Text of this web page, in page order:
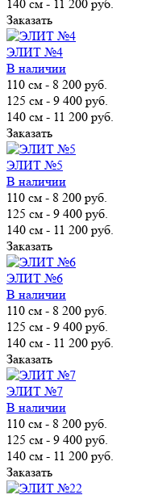
140 см - 11 200 руб.
Заказать
ЭЛИТ №4
В наличии
110 см - 8 200 руб.
125 см - 9 400 руб.
140 см - 11 200 руб.
Заказать
ЭЛИТ №5
В наличии
110 см - 8 200 руб.
125 см - 9 400 руб.
140 см - 11 200 руб.
Заказать
ЭЛИТ №6
В наличии
110 см - 8 200 руб.
125 см - 9 400 руб.
140 см - 11 200 руб.
Заказать
ЭЛИТ №7
В наличии
110 см - 8 200 руб.
125 см - 9 400 руб.
140 см - 11 200 руб.
Заказать